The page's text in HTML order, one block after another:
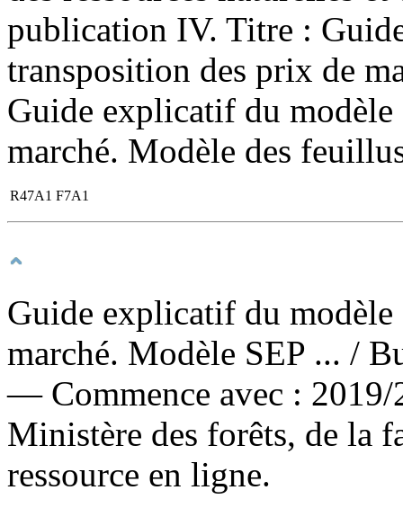
publication IV. Titre :
transposition des prix de
Guide explicatif du
marché. Modèle des
R47A1 F7A1
Guide explicatif du
marché. Modèle SEP ... /
— Commence avec :
Ministère des forêts, de la
ressource en ligne.